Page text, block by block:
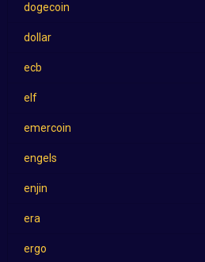
dogecoin
dollar
ecb
elf
emercoin
engels
enjin
era
ergo